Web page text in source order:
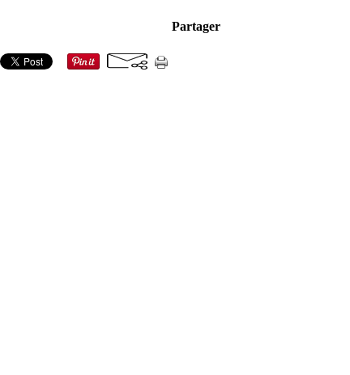
Partager